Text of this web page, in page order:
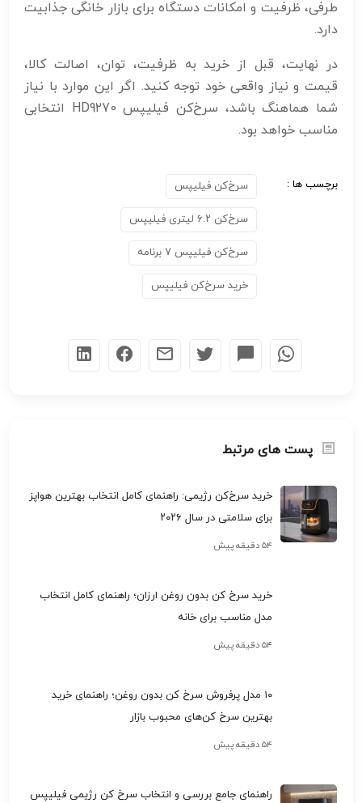
طرفی، ظرفیت و امکانات دستگاه برای بازار خانگی جذابیت
دارد.
در نهایت، قبل از خرید به ظرفیت، توان، اصالت کالا،
قیمت و نیاز واقعی خود توجه کنید. اگر این موارد با نیاز
شما هماهنگ باشد، سرخ‌کن فیلیپس HD9270 انتخابی
مناسب خواهد بود.
برچسب ها : سرخ‌کن فیلیپس
سرخ‌کن ۶.۲ لیتری فیلیپس
سرخ‌کن فیلیپس ۷ برنامه
خرید سرخ‌کن فیلیپس
پست های مرتبط
خرید سرخ‌کن رژیمی: راهنمای کامل انتخاب بهترین هواپز
برای سلامتی در سال ۲۰۲۶
۵۴ دقیقه پیش
خرید سرخ کن بدون روغن ارزان؛ راهنمای کامل انتخاب
مدل مناسب برای خانه
۵۴ دقیقه پیش
۱۰ مدل پرفروش سرخ کن بدون روغن؛ راهنمای خرید
بهترین سرخ کن‌های محبوب بازار
۵۴ دقیقه پیش
راهنمای جامع بررسی و انتخاب سرخ کن رژیمی فیلیپس